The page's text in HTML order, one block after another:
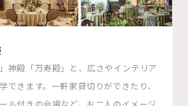
神殿「万寿殿」と、広さやインテリア
できます。一軒家貸切りができたり、